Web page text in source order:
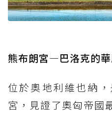
熊布朗宮—巴洛克的
位於奧地利維也納
宮，見證了奧匈帝國